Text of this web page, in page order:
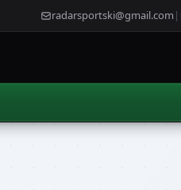
radarsportski@gmail.com |